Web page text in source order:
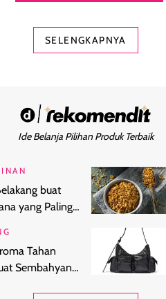
SELENGKAPNYA
Ide Belanja Pilihan Produk Terbaik
buat
yang Paling
Tahan
Sembahyang